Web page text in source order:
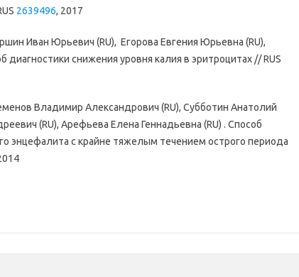
2639496, 2017
Иван Юрьевич (RU), Егорова Евгения Юрьевна (RU),
диагностики снижения уровня калия в эритроцитах // RUS
Владимир Александрович (RU), Субботин Анатолий
(RU), Арефьева Елена Геннадьевна (RU) . Способ
энцефалита с крайне тяжелым течением острого периода